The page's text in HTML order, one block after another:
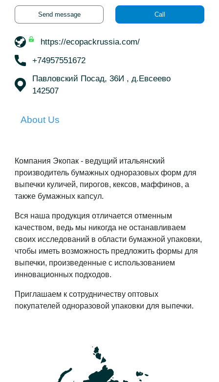
Send message Call
https://ecopackrussia.com/
+74957551672
Павловский Посад, 36И , д.Евсеево
142507
About Us
Компания Экопак - ведущий итальянский
производитель бумажных одноразовых форм для
выпечки куличей, пирогов, кексов, маффинов, а
также бумажных капсул.
Вся наша продукция отличается отменным
качеством, ведь мы никогда не останавливаем
своих исследований в области бумажной упаковки,
чтобы иметь возможность предложить формы для
выпечки, произведенные с использованием
инновационных подходов.
Приглашаем к сотрудничеству оптовых
покупателей одноразовой упаковки для выпечки.